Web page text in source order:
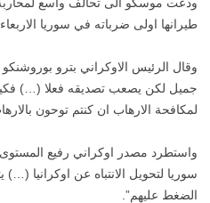
طيرانها اولى ضرباته في سوريا الاربعاء.
وقال الرئيس الاوكراني بترو بوروشنكو
جميل لكن يصعب تصديقه فعلا (…)
لمكافحة الارهاب ان كنتم توحون
واستطرد مصدر اوكراني رفيع
سوريا لتحويل الانتباه عن اوكرانيا
الضغط عليهم”.